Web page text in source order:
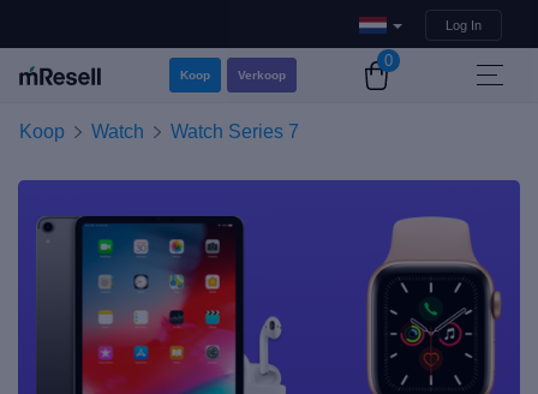
Log In
Koop Verkoop
0
Koop Watch Watch Series 7